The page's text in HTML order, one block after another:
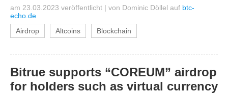
am 23.03.2023 veröffentlicht | von Dominic Döllel auf btc-
echo.de
Airdrop
Altcoins Blockchain
Bitrue supports “COREUM” airdrop
for holders such as virtual currency